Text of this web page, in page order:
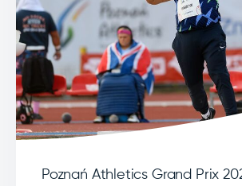
Poznań Athletics Grand Prix